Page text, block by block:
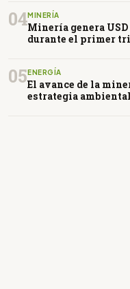
04MINERÍA
Minería genera
durante el primer
05 ENERGÍA
El avance de la
estrategia